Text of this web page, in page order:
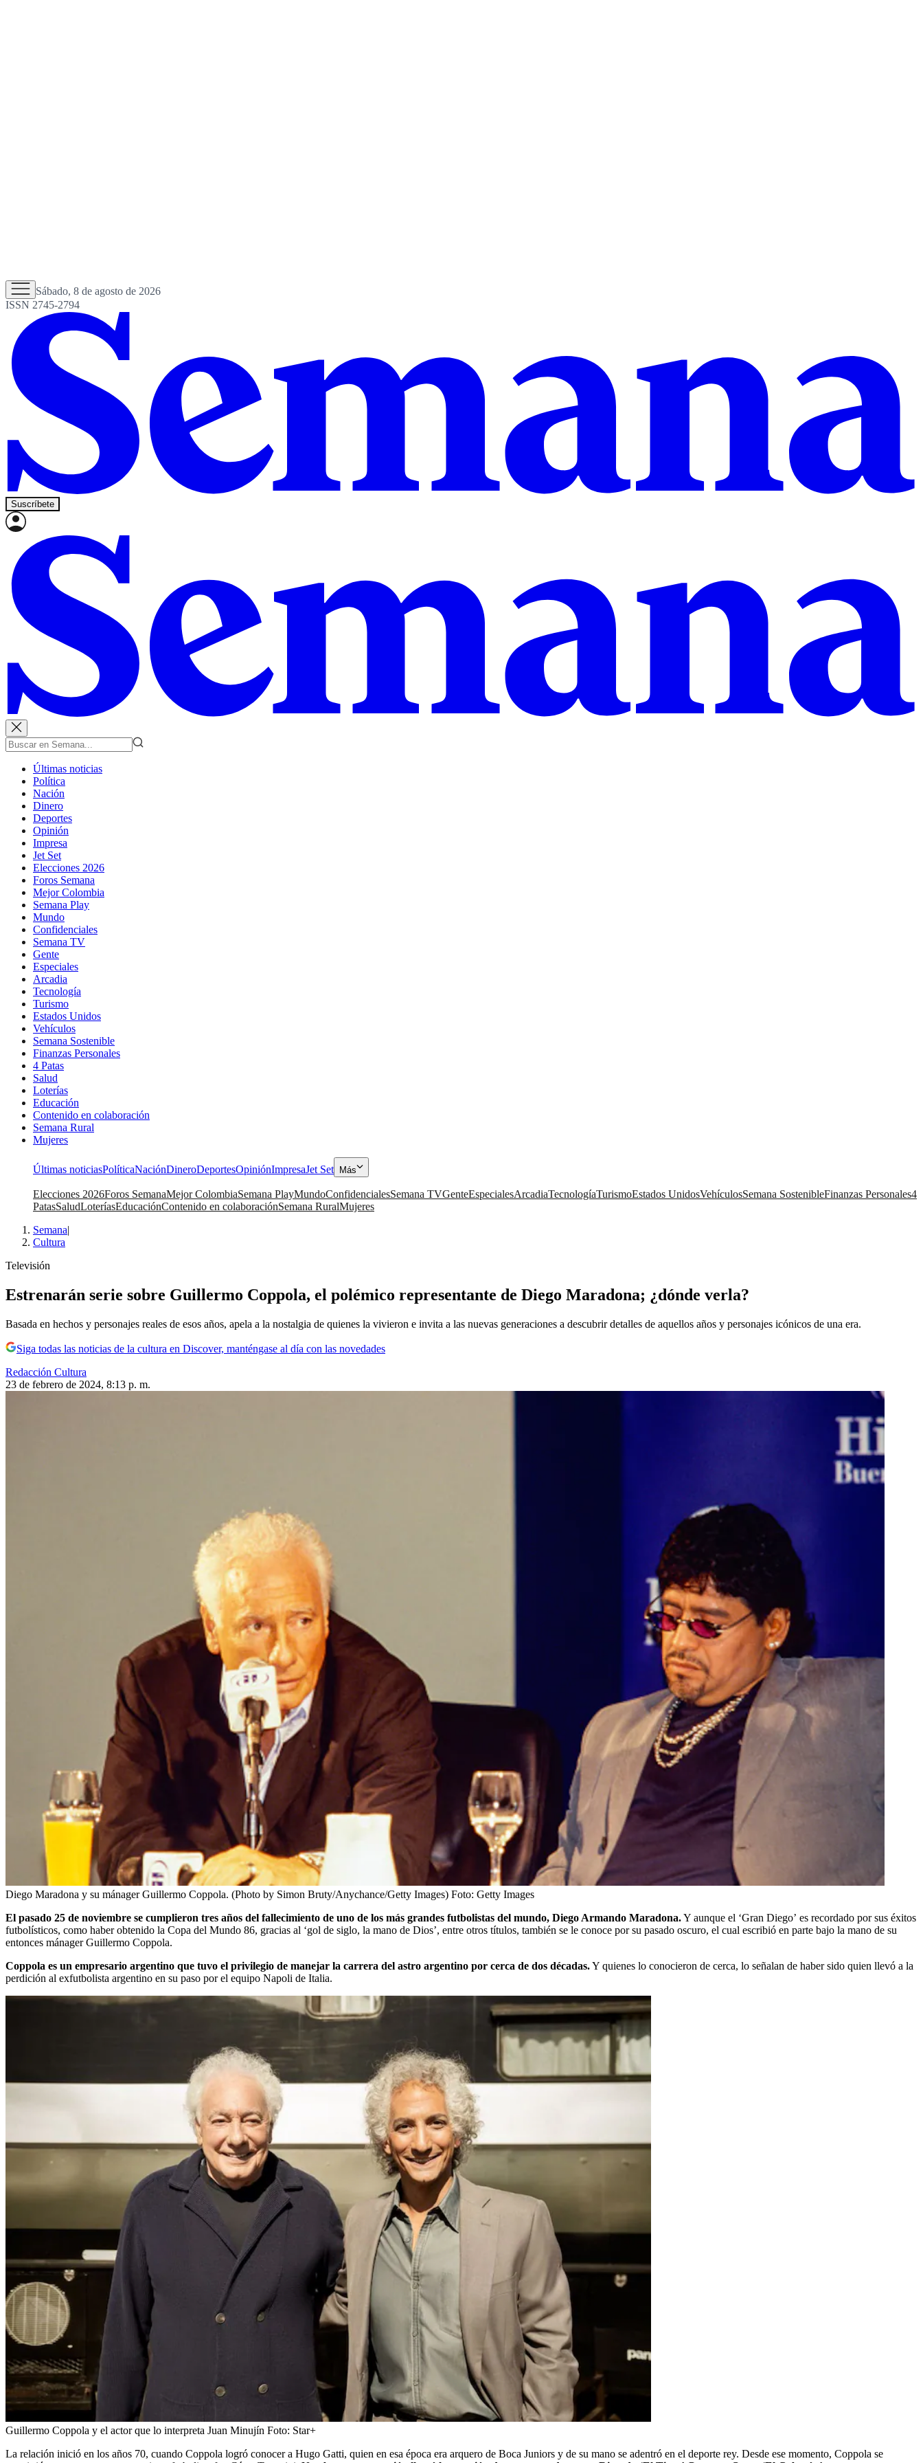
Sábado, 8 de agosto de 2026
ISSN 2745-2794
Suscríbete
Últimas noticias
Política
Nación
Dinero
Deportes
Opinión
Impresa
Jet Set
Elecciones 2026
Foros Semana
Mejor Colombia
Semana Play
Mundo
Confidenciales
Semana TV
Gente
Especiales
Arcadia
Tecnología
Turismo
Estados Unidos
Vehículos
Semana Sostenible
Finanzas Personales
4 Patas
Salud
Loterías
Educación
Contenido en colaboración
Semana Rural
Mujeres
Últimas noticiasPolíticaNaciónDineroDeportesOpiniónImpresaJet Set Más
Elecciones 2026Foros SemanaMejor ColombiaSemana PlayMundoConfidencialesSemana TVGenteEspecialesArcadiaTecnologíaTurismoEstados UnidosVehículosSemana SostenibleFinanzas Personales4
PatasSaludLoteríasEducaciónContenido en colaboraciónSemana RuralMujeres
Semana|
Cultura
Televisión
Estrenarán serie sobre Guillermo Coppola, el polémico representante de Diego Maradona; ¿dónde verla?
Basada en hechos y personajes reales de esos años, apela a la nostalgia de quienes la vivieron e invita a las nuevas generaciones a descubrir detalles de aquellos años y personajes icónicos de una era.
Siga todas las noticias de la cultura en Discover, manténgase al día con las novedades
Redacción Cultura
23 de febrero de 2024, 8:13 p. m.
Diego Maradona y su mánager Guillermo Coppola. (Photo by Simon Bruty/Anychance/Getty Images) Foto: Getty Images
El pasado 25 de noviembre se cumplieron tres años del fallecimiento de uno de los más grandes futbolistas del mundo, Diego Armando Maradona.Y aunque el ‘Gran Diego’ es recordado por sus éxitos
futbolísticos, como haber obtenido la Copa del Mundo 86, gracias al ‘gol de siglo, la mano de Dios’, entre otros títulos, también se le conoce por su pasado oscuro, el cual escribió en parte bajo la mano de su
entonces mánager Guillermo Coppola.
Coppola es un empresario argentino que tuvo el privilegio de manejar la carrera del astro argentino por cerca de dos décadas.Y quienes lo conocieron de cerca, lo señalan de haber sido quien llevó a la
perdición al exfutbolista argentino en su paso por el equipo Napoli de Italia.
Guillermo Coppola y el actor que lo interpreta Juan Minujín Foto: Star+
La relación inició en los años 70, cuando Coppola logró conocer a Hugo Gatti, quien en esa época era arquero de Boca Juniors y de su mano se adentró en el deporte rey. Desde ese momento, Coppola se